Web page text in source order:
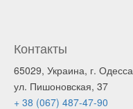
Контакты
65029, Украина, г. Одесса
ул. Пишоновская, 37
+ 38 (067) 487-47-90